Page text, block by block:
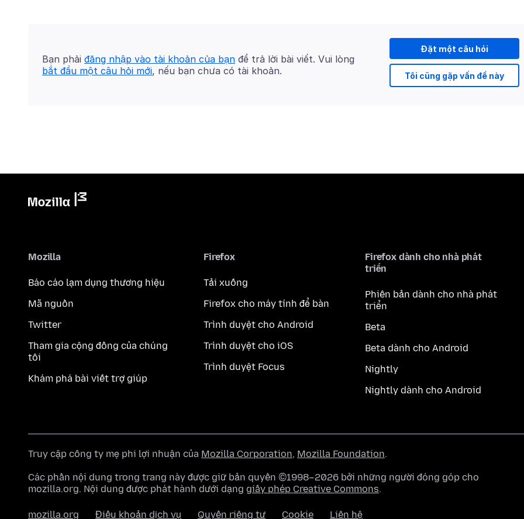
Đặt một câu hỏi
Tôi cũng gặp vấn đề này
Bạn phải đăng nhập vào tài khoản của bạn để trả lời bài viết. Vui lòng
bắt đầu một câu hỏi mới, nếu bạn chưa có tài khoản.
Mozilla
Báo cáo lạm dụng thương hiệu
Mã nguồn
Twitter
Tham gia cộng đồng của chúng
tôi
Khám phá bài viết trợ giúp
Firefox
Tải xuống
Firefox cho máy tính để bàn
Trình duyệt cho Android
Trình duyệt cho iOS
Trình duyệt Focus
Firefox dành cho nhà phát
triển
Phiên bản dành cho nhà phát
triển
Beta
Beta dành cho Android
Nightly
Nightly dành cho Android
Truy cập công ty mẹ phi lợi nhuận của Mozilla Corporation, Mozilla Foundation.
Các phần nội dung trong trang này được giữ bản quyền ©1998–2026 bởi những người đóng góp cho
mozilla.org. Nội dung được phát hành dưới dạng giấy phép Creative Commons.
mozilla.org Điều khoản dịch vụ Quyền riêng tư Cookie Liên hệ